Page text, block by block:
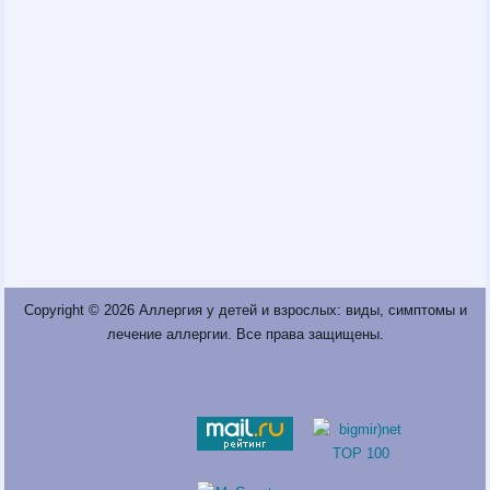
Copyright © 2026 Аллергия у детей и взрослых: виды, симптомы и
лечение аллергии. Все права защищены.